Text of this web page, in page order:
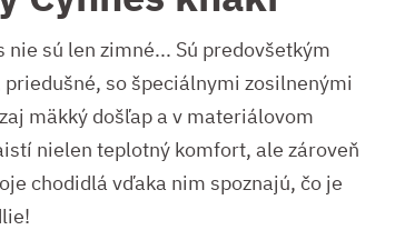
nie sú len zimné... Sú predovšetkým
so špeciálnymi zosilnenými
mäkký došľap a v materiálovom
nielen teplotný komfort, ale zároveň
chodidlá vďaka nim spoznajú, čo je